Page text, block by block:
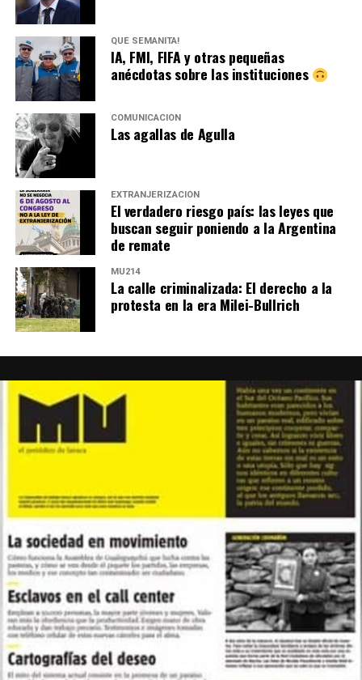
QUÉ SEMANITA!
IA, FMI, FIFA y otras pequeñas
anécdotas sobre las instituciones
COMUNICACIÓN
Las agallas de Agulla
EXTRANJERIZACIÓN
El verdadero riesgo país: las leyes que
buscan seguir poniendo a la Argentina
de remate
MU214
La calle criminalizada: El derecho a la
protesta en la era Milei-Bullrich